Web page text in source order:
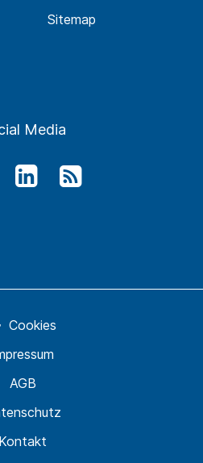
Sitemap
Media
Kontakt
AGB
Cookies